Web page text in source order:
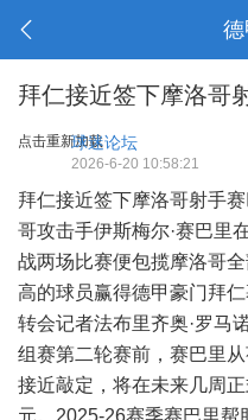
拜仁接近签下摩洛哥
点击重新加载球迷论坛
2026-6-20 10:58:21
拜仁接近签下摩洛哥射手
哥攻击手伊斯梅尔·赛巴里
战两场比赛便包揽摩洛哥
高的球员赢得德甲豪门拜
转会记者法布里齐奥·罗马
组赛第二轮赛前，赛巴里
接近敲定，将在未来几周
元。2025-26赛季赛巴里帮